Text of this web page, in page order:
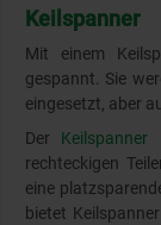
Keilspanner
Mit einem
gespannt. Sie
eingesetzt, aber
Der Keilspanner
rechteckigen
eine
bietet